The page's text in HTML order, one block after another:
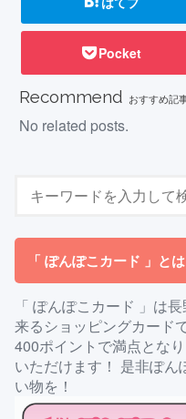
Pocket
Recommend おすすめ記
No related posts.
「 ぽんぽこカード 」と
「 ぽんぽこカード 」は
来るショッピングカード
400ポイントで満点とな
いただけます！ 是非ぽ
い物を！